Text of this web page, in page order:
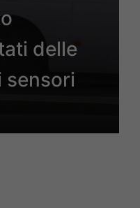
delle
sensori